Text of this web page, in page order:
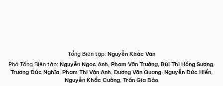
Tổng Biên tập: Nguyễn Khắc Văn
Phó Tổng Biên tập: Nguyễn Ngọc Anh, Phạm Văn Trường, Bùi Thị Hồng Sương,
Trương Đức Nghĩa, Phạm Thị Vân Anh, Dương Văn Quang, Nguyễn Đức Hiển,
Nguyễn Khắc Cường, Trần Gia Bảo